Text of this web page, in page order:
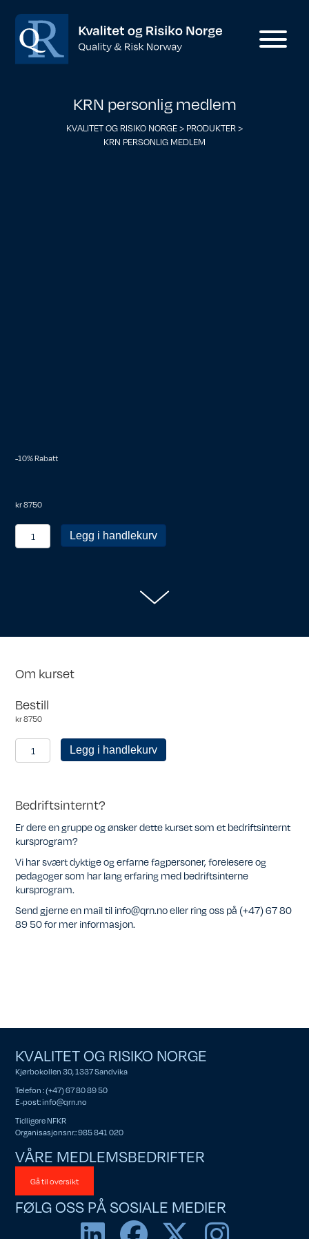
KRN personlig medlem
KVALITET OG RISIKO NORGE> PRODUKTER>
KRN PERSONLIG MEDLEM
-10% Rabatt
kr8750
personlig
Legg i handlekurv
Om kurset
Bestill
kr8750
personlig
Legg i handlekurv
Bedriftsinternt?
Er dere en gruppe og ønsker dette kurset som et bedriftsinternt
kursprogram?
Vi har svært dyktige og erfarne fagpersoner, forelesere og
pedagoger som har lang erfaring med bedriftsinterne
kursprogram.
Send gjerne en mail til info@qrn.no eller ring oss på (+47) 67 80
89 50 for mer informasjon.
KVALITET OG RISIKO NORGE
Kjørbokollen 30, 1337 Sandvika
Telefon : (+47) 67 80 89 50
E-post:info@qrn.no
Tidligere NFKR
Organisasjonsnr.: 985 841 020
VÅRE MEDLEMSBEDRIFTER
Gå til oversikt
FØLG OSS PÅ SOSIALE MEDIER